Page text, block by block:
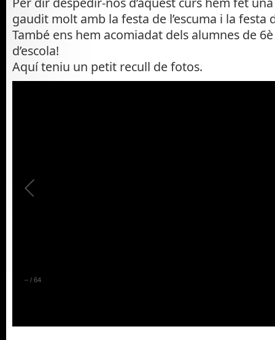
gaudit molt amb la festa de l’escuma i la festa
També ens hem acomiadat dels alumnes de
d’escola!
Aquí teniu un petit recull de fotos.
– / 64